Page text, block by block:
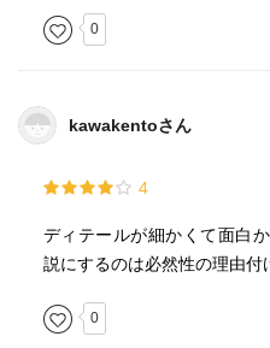
0
kawakentoさん
4
ディテールが細かくて面白
説にするのは必然性の理由付
0